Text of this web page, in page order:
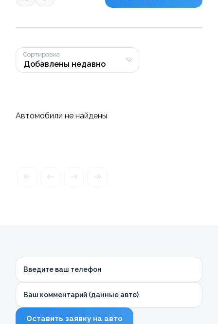
Сортировка
Автомобили не найдены
Введите ваш телефон
Ваш комментарий (данные авто)
Оставить заявку на авто